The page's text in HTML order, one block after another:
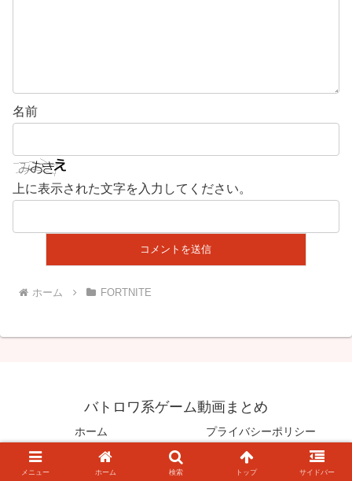
名前
上に表示された文字を入力してください。
ホーム FORTNITE
バトロワ系ゲーム動画まとめ
ホーム プライバシーポリシー
© 2020 バトロワ系ゲーム動画まとめ.
メニュー ホーム 検索 トップ サイドバー